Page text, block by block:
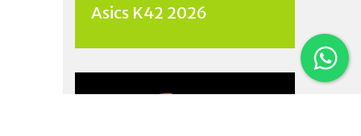
Asics K42 2026